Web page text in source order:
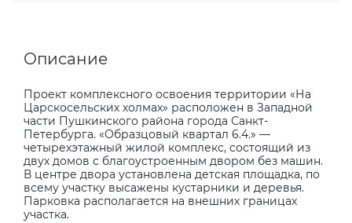
Описание
Проект комплексного освоения территории «На
Царскосельских холмах» расположен в Западной
части Пушкинского района города Санкт-
Петербурга. «Образцовый квартал 6.4.» —
четырехэтажный жилой комплекс, состоящий из
двух домов с благоустроенным двором без машин.
В центре двора установлена детская площадка, по
всему участку высажены кустарники и деревья.
Парковка располагается на внешних границах
участка.